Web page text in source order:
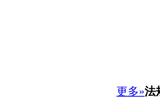
更多»法